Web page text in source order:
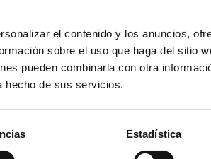
el contenido y los anuncios,
sobre el uso que haga del sitio
pueden combinarla con otra
hecho de sus servicios.
Estadística